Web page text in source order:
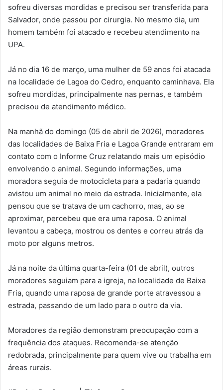
sofreu diversas mordidas e precisou ser transferida para
Salvador, onde passou por cirurgia. No mesmo dia, um
homem também foi atacado e recebeu atendimento na
UPA.
Já no dia 16 de março, uma mulher de 59 anos foi atacada
na localidade de Lagoa do Cedro, enquanto caminhava. Ela
sofreu mordidas, principalmente nas pernas, e também
precisou de atendimento médico.
Na manhã do domingo (05 de abril de 2026), moradores
das localidades de Baixa Fria e Lagoa Grande entraram em
contato com o Informe Cruz relatando mais um episódio
envolvendo o animal. Segundo informações, uma
moradora seguia de motocicleta para a padaria quando
avistou um animal no meio da estrada. Inicialmente, ela
pensou que se tratava de um cachorro, mas, ao se
aproximar, percebeu que era uma raposa. O animal
levantou a cabeça, mostrou os dentes e correu atrás da
moto por alguns metros.
Já na noite da última quarta-feira (01 de abril), outros
moradores seguiam para a igreja, na localidade de Baixa
Fria, quando uma raposa de grande porte atravessou a
estrada, passando de um lado para o outro da via.
Moradores da região demonstram preocupação com a
frequência dos ataques. Recomenda-se atenção
redobrada, principalmente para quem vive ou trabalha em
áreas rurais.